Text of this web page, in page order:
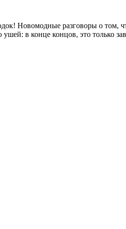
Новомодные разговоры о том,
в конце концов, это только